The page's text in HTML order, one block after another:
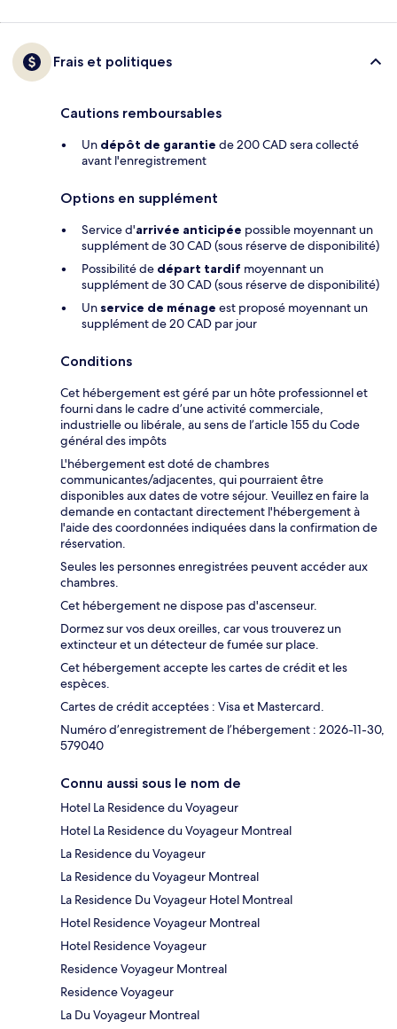
Frais et politiques
Cautions remboursables
Un dépôt de garantie de 200 CAD sera collecté
avant l'enregistrement
Options en supplément
Service d'arrivée anticipée possible moyennant un
supplément de 30 CAD (sous réserve de disponibilité)
Possibilité de départ tardif moyennant un
supplément de 30 CAD (sous réserve de disponibilité)
Un service de ménage est proposé moyennant un
supplément de 20 CAD par jour
Conditions
Cet hébergement est géré par un hôte professionnel et
fourni dans le cadre d’une activité commerciale,
industrielle ou libérale, au sens de l’article 155 du Code
général des impôts
L'hébergement est doté de chambres
communicantes/adjacentes, qui pourraient être
disponibles aux dates de votre séjour. Veuillez en faire la
demande en contactant directement l'hébergement à
l'aide des coordonnées indiquées dans la confirmation de
réservation.
Seules les personnes enregistrées peuvent accéder aux
chambres.
Cet hébergement ne dispose pas d'ascenseur.
Dormez sur vos deux oreilles, car vous trouverez un
extincteur et un détecteur de fumée sur place.
Cet hébergement accepte les cartes de crédit et les
espèces.
Cartes de crédit acceptées : Visa et Mastercard.
Numéro d’enregistrement de l’hébergement : 2026-11-30,
579040
Connu aussi sous le nom de
Hotel La Residence du Voyageur
Hotel La Residence du Voyageur Montreal
La Residence du Voyageur
La Residence du Voyageur Montreal
La Residence Du Voyageur Hotel Montreal
Hotel Residence Voyageur Montreal
Hotel Residence Voyageur
Residence Voyageur Montreal
Residence Voyageur
La Du Voyageur Montreal